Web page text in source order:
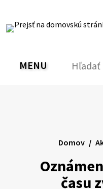
obsah
RSS MapaTlačiť
PREPNÚŤ
MENU Hľadať:
času
Domov